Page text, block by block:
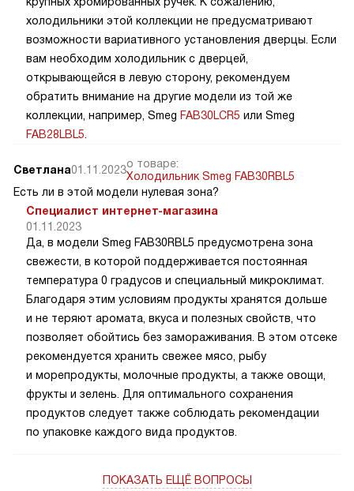
холодильники этой коллекции не предусматривают
возможности вариативного установления дверцы. Если
вам необходим холодильник с дверцей,
открывающейся в левую сторону, рекомендуем
обратить внимание на другие модели из той же
коллекции, например, Smeg FAB30LCR5 или Smeg
FAB28LBL5
Светлана01.11.2023о товаре:
Холодильник Smeg FAB30RBL5
Есть ли в этой модели нулевая зона?
Специалист интернет-магазина
01.11.2023
Да, в модели Smeg FAB30RBL5 предусмотрена зона
свежести, в которой поддерживается постоянная
температура 0 градусов и специальный микроклимат.
Благодаря этим условиям продукты хранятся дольше
и не теряют аромата, вкуса и полезных свойств, что
позволяет обойтись без замораживания. В этом отсеке
рекомендуется хранить свежее мясо, рыбу
и морепродукты, молочные продукты, а также овощи,
фрукты и зелень. Для оптимального сохранения
продуктов следует также соблюдать рекомендации
по упаковке каждого вида продуктов.
ПОКАЗАТЬ ЕЩЁ ВОПРОСЫ